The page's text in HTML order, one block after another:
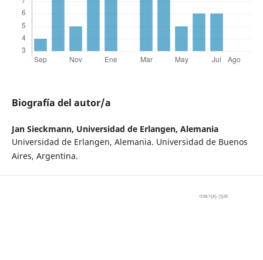
Biografía del autor/a
Jan Sieckmann, Universidad de Erlangen, Alemania
Universidad de Erlangen, Alemania. Universidad de Buenos
Aires, Argentina.